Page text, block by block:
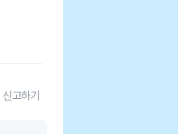
신고하기